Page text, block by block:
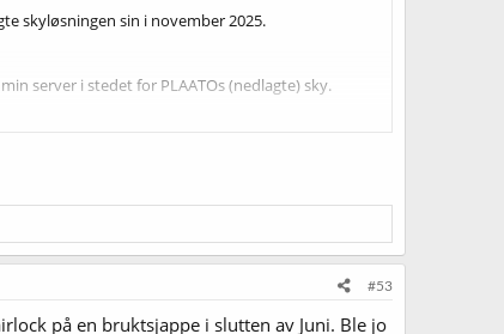
skyløsningen sin i november 2025.
server i stedet for PLAATOs (nedlagte) sky.
#53
på en bruktsjappe i slutten av Juni. Ble jo